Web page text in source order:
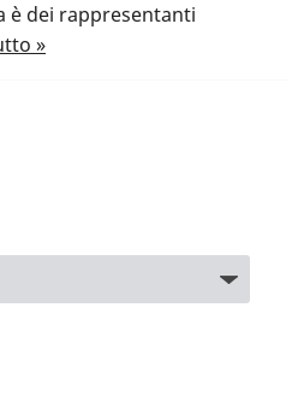
è dei rappresentanti
»